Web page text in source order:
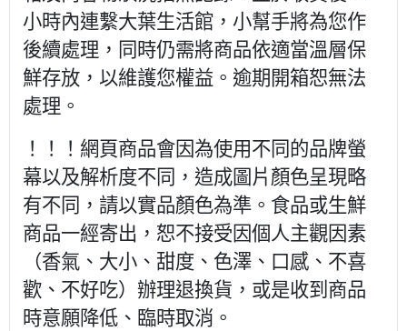
小時內連繫大葉生活館，小幫手將為您作
後續處理，同時仍需將商品依適當溫層保
鮮存放，以維護您權益。逾期開箱恕無法
處理。
！！！網頁商品會因為使用不同的品牌螢
幕以及解析度不同，造成圖片顏色呈現略
有不同，請以實品顏色為準。食品或生鮮
商品一經寄出，恕不接受因個人主觀因素
（香氣、大小、甜度、色澤、口感、不喜
歡、不好吃）辦理退換貨，或是收到商品
時意願降低、臨時取消。